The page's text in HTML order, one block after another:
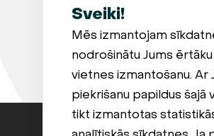
Sveiki!
Mēs izmantojam
nodrošinātu Jums
vietnes izmantošanu. Ar
piekrišanu papildus šajā
tikt izmantotas